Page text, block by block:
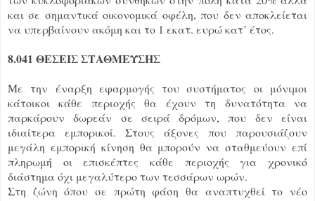
και σε σημαντικά οικονομικά οφέλη, που δεν αποκλείεται
να υπερβαίνουν ακόμη και το 1 εκατ. ευρώ κατ’ έτος.
8.041 ΘΕΣΕΙΣ ΣΤΑΘΜΕΥΣΗΣ
Με την έναρξη εφαρμογής του συστήματος οι μόνιμοι
κάτοικοι κάθε περιοχής θα έχουν τη δυνατότητα να
παρκάρουν δωρεάν σε σειρά δρόμων, που δεν είναι
ιδιαίτερα εμπορικοί. Στους άξονες που παρουσιάζουν
μεγάλη εμπορική κίνηση θα μπορούν να σταθμεύουν επί
πληρωμή οι επισκέπτες κάθε περιοχής για χρονικό
διάστημα όχι μεγαλύτερο των τεσσάρων ωρών.
Στη ζώνη όπου σε πρώτη φάση θα αναπτυχθεί το νέο